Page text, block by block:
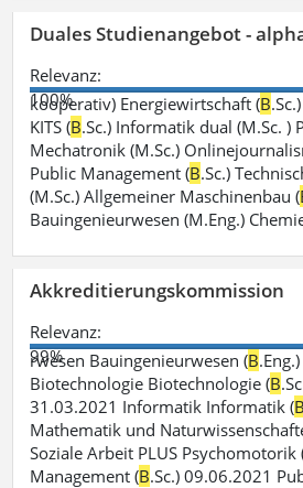
Duales Studienangebot -
Relevanz:
100%
kooperativ) Energiewirtschaft (B
KITS (B.Sc.) Informatik dual (M.Sc. )
Mechatronik (M.Sc.)
Public Management (B.Sc.)
(M.Sc.) Allgemeiner Maschinenbau (
Bauingenieurwesen (M.Eng.)
Akkreditierungskommission
Relevanz:
99%
rwesen Bauingenieurwesen (B
Biotechnologie Biotechnologie (B
31.03.2021 Informatik Informatik (B
Mathematik und
Soziale Arbeit PLUS Psychomotorik
Management (B.Sc.) 09.06.2021